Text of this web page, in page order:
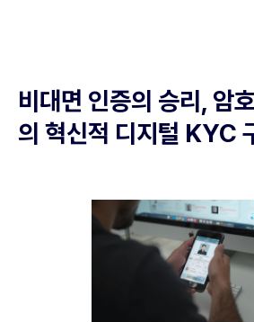
비대면 인증의 승리, 암
의 혁신적 디지털 KYC